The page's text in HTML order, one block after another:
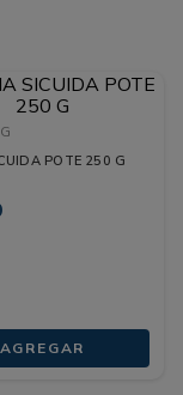
POTE 250 G
AGREGAR